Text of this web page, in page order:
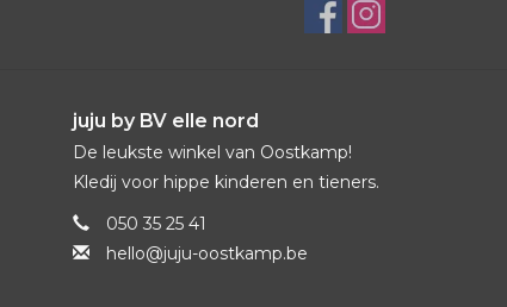
juju by BV elle nord
De leukste winkel van Oostkamp!
Kledij voor hippe kinderen en tieners.
050 35 25 41
hello@juju-oostkamp.be